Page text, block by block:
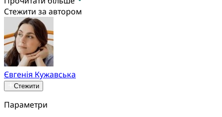
Стежити за автором
Євгенія Кужавська
Стежити
Параметри